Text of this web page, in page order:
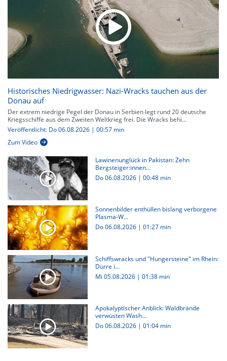
Historisches Niedrigwasser: Nazi-Wracks tauchen aus der
Donau auf
Der extrem niedrige Pegel der Donau in Serbien legt rund 20 deutsche
Kriegsschiffe aus dem Zweiten Weltkrieg frei. Die Wracks behi...
Veröffentlicht: Do 06.08.2026 | 00:57 min
Zum Video
Lawinenunglück in Pakistan: Zehn
Bergsteiger:innen...
Do 06.08.2026 | 00:48 min
Sonnenbilder enthüllen bislang verborgene
Plasma-W...
Do 06.08.2026 | 01:27 min
Schiffswracks und "Hungersteine" im Rhein:
Dürre i...
Mi 05.08.2026 | 01:38 min
Apokalyptischer Anblick: Waldbrände
verwüsten Wash...
Do 06.08.2026 | 01:04 min